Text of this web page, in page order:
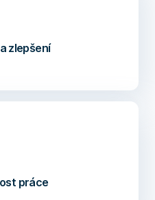
zlepšení
práce